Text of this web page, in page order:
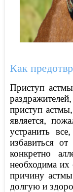
Как
Приступ
приступ
является,
устранить
избавиться
конкретно
необходима их
причину
долгую и